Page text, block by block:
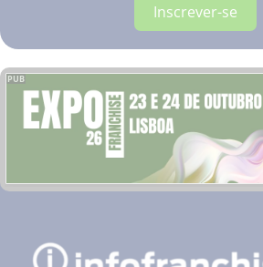
Inscrever-se
PUB